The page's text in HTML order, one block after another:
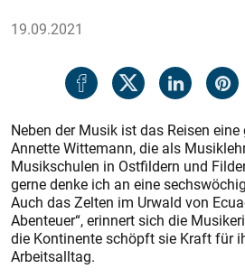
19.09.2021
Neben der Musik ist das Reisen
Annette Wittemann, die als
Musikschulen in Ostfildern und
gerne denke ich an eine
Auch das Zelten im Urwald von
Abenteuer“, erinnert sich die
die Kontinente schöpft sie Kraft für
Arbeitsalltag.